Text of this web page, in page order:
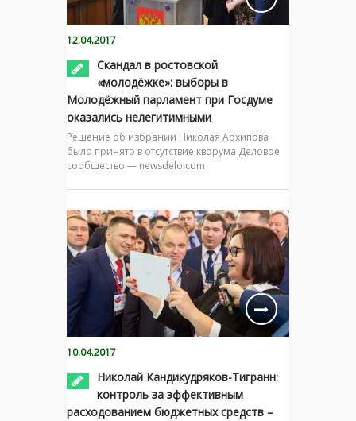
12.04.2017
Скандал в ростовской
«молодёжке»: выборы в
Молодёжный парламент при Госдуме
оказались нелегитимными
Решение об избрании Николая Архипова
было принято в отсутствие кворума Деловое
сообщество — newsdelo.com
10.04.2017
Николай Кандикудряков-Тигранн:
контроль за эффективным
расходованием бюджетных средств –